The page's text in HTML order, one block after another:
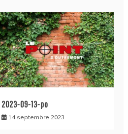
2023-09-13-po
14 septembre 2023